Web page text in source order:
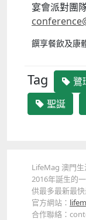
宴會派對團
饌享餐飲及康
Tag 鷺
聖誕
LifeMag 澳門
2016年誕生的
供最多最新最
官方網站：
合作聯絡：